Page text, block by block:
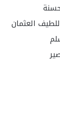
العثمان